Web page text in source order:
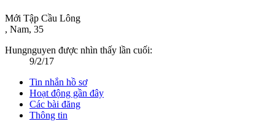
Mới Tập Cầu Lông
, Nam, 35
Hungnguyen được nhìn thấy lần cuối:
9/2/17
Tin nhắn hồ sơ
Hoạt động gần đây
Các bài đăng
Thông tin